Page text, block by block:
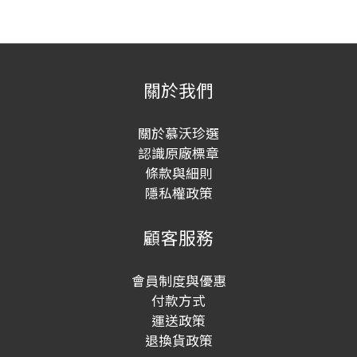
關於我們
關於慕沃珍選
認識原廠標章
條款與細則
隱私權政策
顧客服務
會員制度與優惠
付款方式
運送政策
退換貨政策